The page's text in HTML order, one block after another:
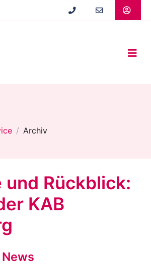
Archiv
und Rückblick:
KAB